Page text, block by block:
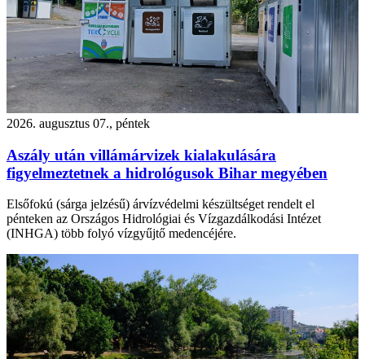
2026. augusztus 07., péntek
Aszály után villámárvizek kialakulására
figyelmeztetnek a hidrológusok Bihar megyében
Elsőfokú (sárga jelzésű) árvízvédelmi készültséget rendelt el
pénteken az Országos Hidrológiai és Vízgazdálkodási Intézet
(INHGA) több folyó vízgyűjtő medencéjére.